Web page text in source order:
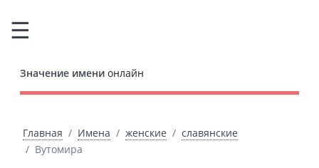
Значение имени онлайн
Главная Имена женские
славянские
Вутомира